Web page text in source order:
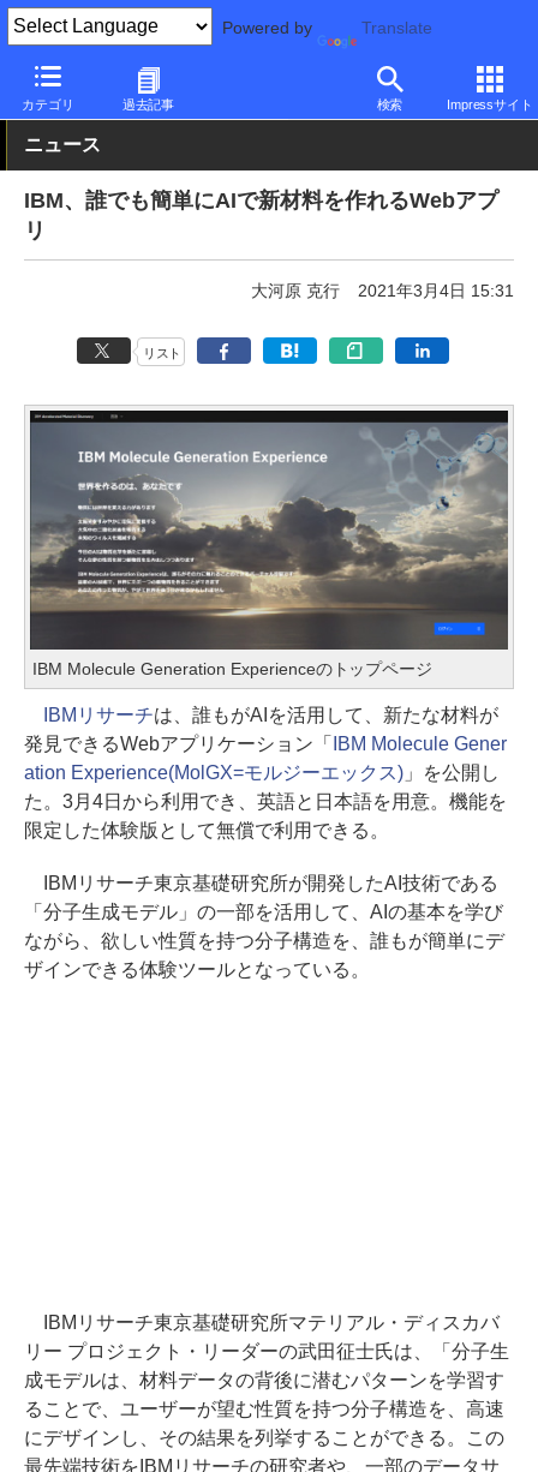
Powered by Translate
カテゴリ 過去記事 検索 Impressサイト
PC Watch 市場 技術
ニュース
IBM、誰でも簡単にAIで新材料を作れるWebアプ
リ
大河原 克行 2021年3月4日 15:31
リスト
IBM Molecule Generation Experienceのトップページ
IBMリサーチは、誰もがAIを活用して、新たな材料が
発見できるWebアプリケーション「
IBM Molecule Gener
ation Experience(MolGX=モルジーエックス)」を公開し
た。3月4日から利用でき、英語と日本語を用意。機能を
限定した体験版として無償で利用できる。
IBMリサーチ東京基礎研究所が開発したAI技術である
「分子生成モデル」の一部を活用して、AIの基本を学び
ながら、欲しい性質を持つ分子構造を、誰もが簡単にデ
ザインできる体験ツールとなっている。
IBMリサーチ東京基礎研究所マテリアル・ディスカバ
リー プロジェクト・リーダーの武田征士氏は、「分子生
成モデルは、材料データの背後に潜むパターンを学習す
ることで、ユーザーが望む性質を持つ分子構造を、高速
にデザインし、その結果を列挙することができる。この
最先端技術をIBMリサーチの研究者や、一部のデータサ